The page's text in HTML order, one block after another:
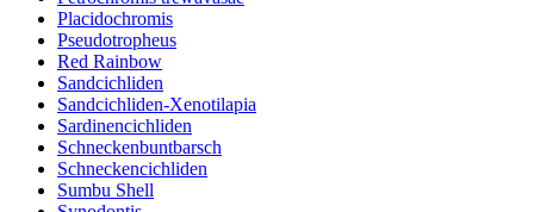
Placidochromis
Pseudotropheus
Red Rainbow
Sandcichliden
Sandcichliden-Xenotilapia
Sardinencichliden
Schneckenbuntbarsch
Schneckencichliden
Sumbu Shell